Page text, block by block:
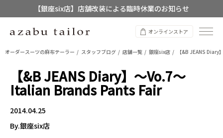
【銀座six店】店舗改装による臨時休業のお知らせ
【店舗限定】レディースオーダースーツ
オンラインストア
オーダースーツの麻布テーラー スタッフブログ 店舗一覧 銀座six店 【&B JEANS
【&B JEANS Diary】～Vo.7～
Italian Brands Pants Fair
2014.04.25
By.銀座six店